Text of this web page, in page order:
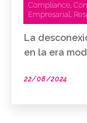
Compliance,
Empresarial,
La
en la era
22/08/2024